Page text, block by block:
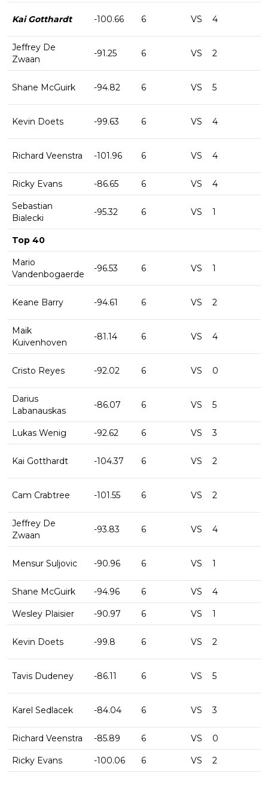
Kai Gotthardt -100.66 6 VS 4
Jeffrey De
Zwaan
-91.25 6 VS 2
Shane McGuirk -94.82 6 VS 5
Kevin Doets -99.63 6 VS 4
Richard Veenstra -101.96 6 VS 4
Ricky Evans -86.65 6 VS 4
Sebastian
Bialecki
-95.32 6 VS 1
Top 40
Mario
Vandenbogaerde
-96.53 6 VS 1
Keane Barry -94.61 6 VS 2
Maik
Kuivenhoven
-81.14 6 VS 4
Cristo Reyes -92.02 6 VS 0
Darius
Labanauskas
-86.07 6 VS 5
Lukas Wenig -92.62 6 VS 3
Kai Gotthardt -104.37 6 VS 2
Cam Crabtree -101.55 6 VS 2
Jeffrey De
Zwaan
-93.83 6 VS 4
Mensur Suljovic -90.96 6 VS 1
Shane McGuirk -94.96 6 VS 4
Wesley Plaisier -90.97 6 VS 1
Kevin Doets -99.8 6 VS 2
Tavis Dudeney -86.11 6 VS 5
Karel Sedlacek -84.04 6 VS 3
Richard Veenstra -85.89 6 VS 0
Ricky Evans -100.06 6 VS 2